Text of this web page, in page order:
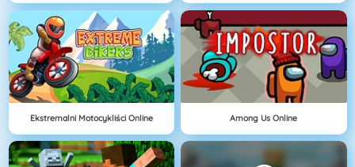
Ekstremalni Motocykliści Online Among Us Online